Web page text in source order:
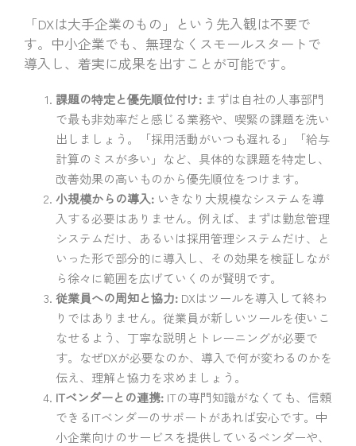
「DXは大手企業のもの」という先入観は不要で
す。中小企業でも、無理なくスモールスタートで
導入し、着実に成果を出すことが可能です。
課題の特定と優先順位付け: まずは自社の人事部門
で最も非効率だと感じる業務や、喫緊の課題を洗い
出しましょう。「採用活動がいつも遅れる」「給与
計算のミスが多い」など、具体的な課題を特定し、
改善効果の高いものから優先順位をつけます。
小規模からの導入: いきなり大規模なシステムを導
入する必要はありません。例えば、まずは勤怠管理
システムだけ、あるいは採用管理システムだけ、と
いった形で部分的に導入し、その効果を検証しなが
ら徐々に範囲を広げていくのが賢明です。
従業員への周知と協力: DXはツールを導入して終わ
りではありません。従業員が新しいツールを使いこ
なせるよう、丁寧な説明とトレーニングが必要で
す。なぜDXが必要なのか、導入で何が変わるのかを
伝え、理解と協力を求めましょう。
ITベンダーとの連携: ITの専門知識がなくても、信頼
できるITベンダーのサポートがあれば安心です。中
小企業向けのサービスを提供しているベンダーや、